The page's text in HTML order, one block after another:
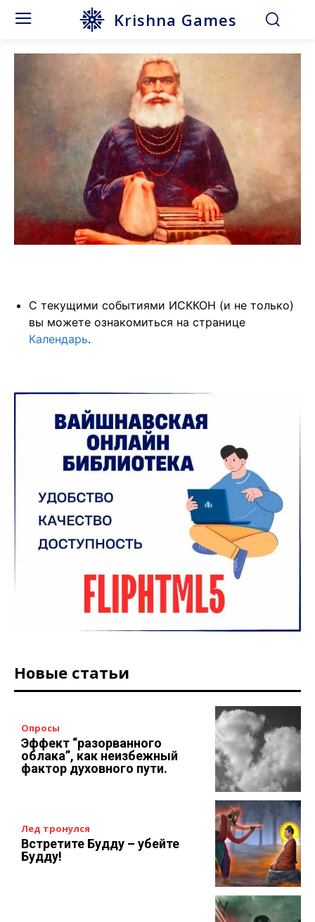
Krishna Games
С текущими событиями ИСККОН (и не только)
вы можете ознакомиться на странице
Календарь.
Новые статьи
Опросы
Эффект “разорванного
облака”, как неизбежный
фактор духовного пути.
Лед тронулся
Встретите Будду – убейте
Будду!